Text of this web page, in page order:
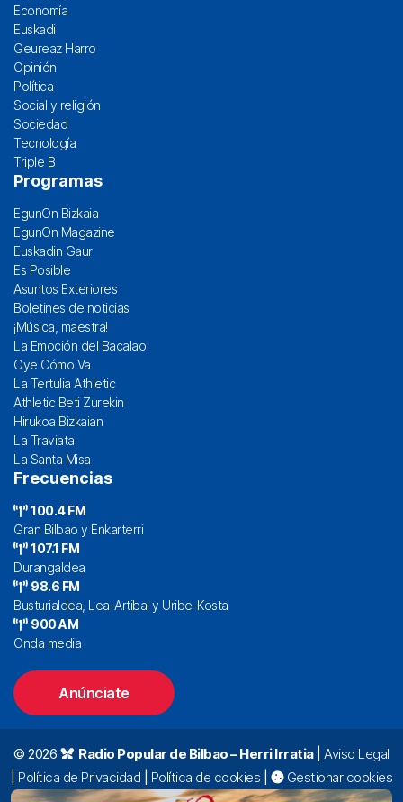
Economía
Euskadi
Geureaz Harro
Opinión
Política
Social y religión
Sociedad
Tecnología
Triple B
Programas
EgunOn Bizkaia
EgunOn Magazine
Euskadin Gaur
Es Posible
Asuntos Exteriores
Boletines de noticias
¡Música, maestra!
La Emoción del Bacalao
Oye Cómo Va
La Tertulia Athletic
Athletic Beti Zurekin
Hirukoa Bizkaian
La Traviata
La Santa Misa
Frecuencias
100.4 FM
Gran Bilbao y Enkarterri
107.1 FM
Durangaldea
98.6 FM
Busturialdea, Lea-Artibai y Uribe-Kosta
900 AM
Onda media
Anúnciate
© 2026 Radio Popular de Bilbao – Herri Irratia| Aviso Legal
Política de Privacidad Política de cookies
Gestionar cookies